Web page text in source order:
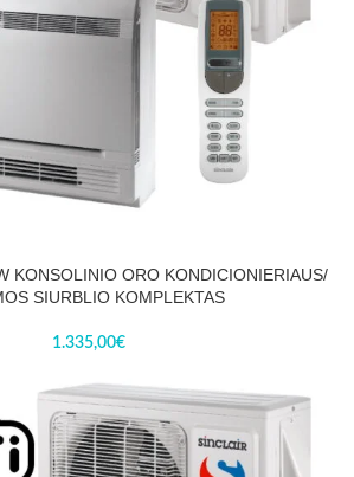
KONSOLINIO ORO KONDICIONIERIAUS/
SIURBLIO KOMPLEKTAS
1.335,00€